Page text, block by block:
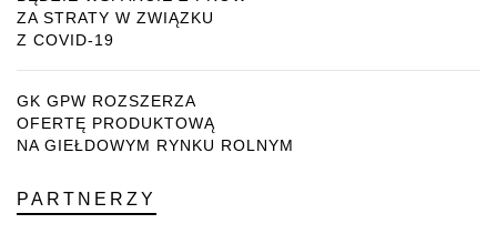
ZA STRATY W ZWIĄZKU
Z COVID-19
GK GPW ROZSZERZA
OFERTĘ PRODUKTOWĄ
NA GIEŁDOWYM RYNKU ROLNYM
PARTNERZY